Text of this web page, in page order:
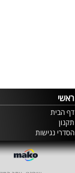
ראשי
דף הבית
תקנון
הסדרי נגישות